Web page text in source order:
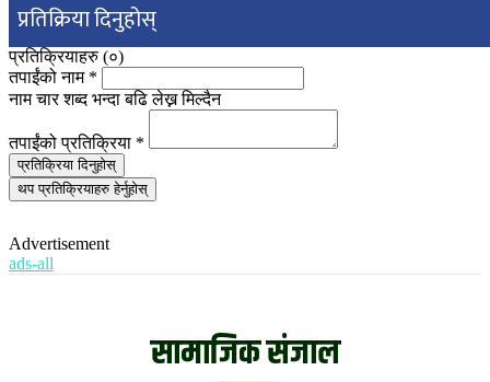
प्रतिक्रिया दिनुहोस्
प्रतिक्रियाहरु (०)
तपाईंको नाम *
नाम चार शब्द भन्दा बढि लेख्न मिल्दैन
तपाईंको प्रतिक्रिया *
प्रतिक्रिया दिनुहोस्
थप प्रतिक्रियाहरु हेर्नुहोस्
Advertisement
ads-all
सामाजिक संजाल